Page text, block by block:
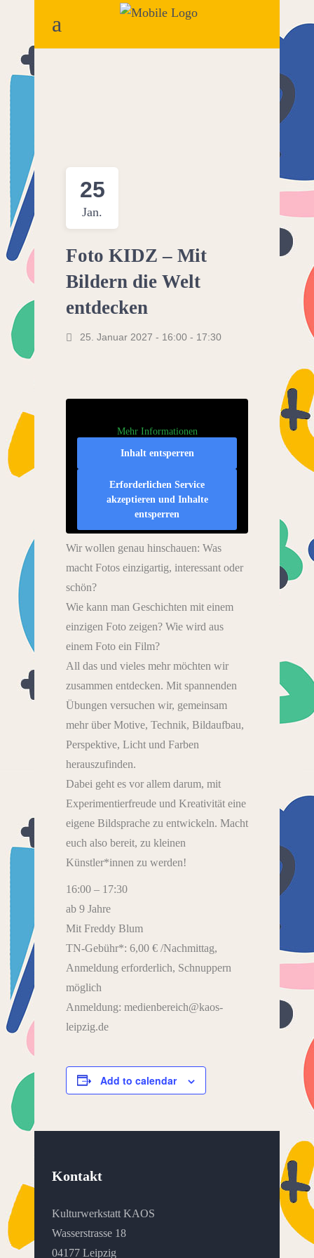
25
Jan.
Foto KIDZ – Mit
Bildern die Welt
entdecken
25. Januar 2027 - 16:00 - 17:30
Mehr Informationen
Inhalt entsperren
Erforderlichen Service
akzeptieren und Inhalte
entsperren
Wir wollen genau hinschauen: Was
macht Fotos einzigartig, interessant oder
schön?
Wie kann man Geschichten mit einem
einzigen Foto zeigen? Wie wird aus
einem Foto ein Film?
All das und vieles mehr möchten wir
zusammen entdecken. Mit spannenden
Übungen versuchen wir, gemeinsam
mehr über Motive, Technik, Bildaufbau,
Perspektive, Licht und Farben
herauszufinden.
Dabei geht es vor allem darum, mit
Experimentierfreude und Kreativität eine
eigene Bildsprache zu entwickeln. Macht
euch also bereit, zu kleinen
Künstler*innen zu werden!
16:00 – 17:30
ab 9 Jahre
Mit Freddy Blum
TN-Gebühr*: 6,00 € /Nachmittag,
Anmeldung erforderlich, Schnuppern
möglich
Anmeldung: medienbereich@kaos-
leipzig.de
Add to calendar
Kontakt
Kulturwerkstatt KAOS
Wasserstrasse 18
04177 Leipzig